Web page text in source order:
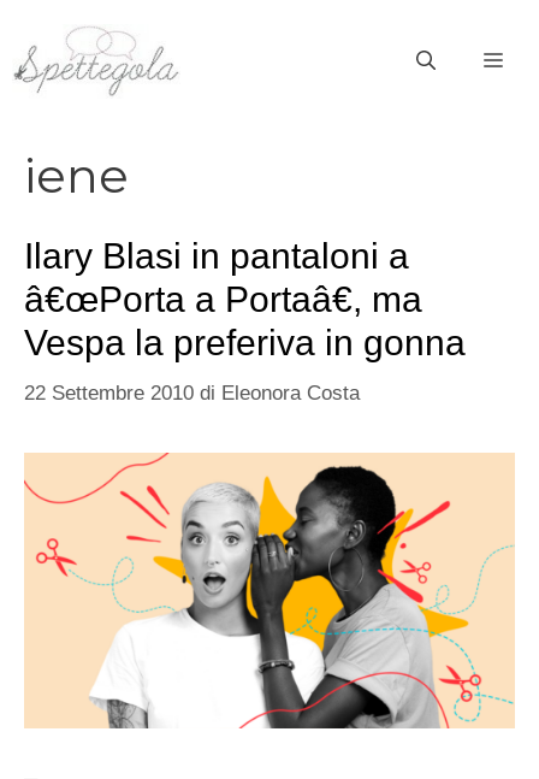
contenuto
iene
Ilary Blasi in pantaloni a
â€œPorta a Portaâ€, ma
Vespa la preferiva in gonna
22 Settembre 2010 di Eleonora Costa